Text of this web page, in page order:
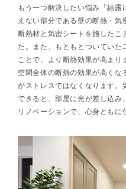
もう一つ解決したい悩み「結
えない部分である壁の断熱・気
断熱材と気密シートを施したこ
た。また、もともとついていた
ことで、より断熱効果が高まり
空間全体の断熱の効果が高く
がストレスではなくなります。
できると、部屋に光が差し込み
リノベーションで、心身ともに